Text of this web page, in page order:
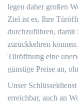
legen daher großen
Ziel ist es, Ihre
durchzuführen,
zurückkehren
Türöffnung eine
günstige Preise an,
Unser
erreichbar, auch an